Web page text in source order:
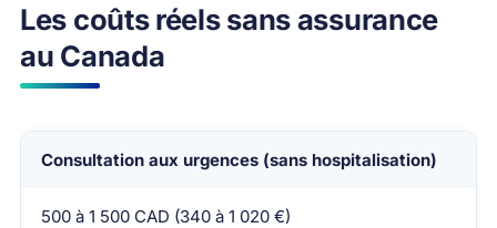
Les coûts réels sans assurance
au Canada
Poste de dépense Coût moyen sans assurance
Consultation aux urgences (sans hospitalisation)
500 à 1 500 CAD (340 à 1 020 €)